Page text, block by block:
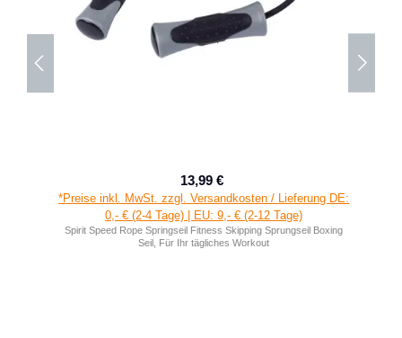
Verkaufspreis:
13,99 €
*Preise inkl. MwSt. zzgl. Versandkosten / Lieferung DE:
0,- € (2-4 Tage) | EU: 9,- € (2-12 Tage)
Spirit Speed Rope Springseil Fitness Skipping Sprungseil Boxing
Seil, Für Ihr tägliches Workout